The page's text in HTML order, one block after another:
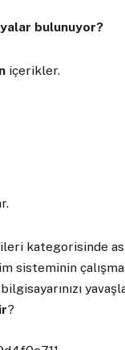
bulunuyor?
içerikler.
kategorisinde
sisteminin
?